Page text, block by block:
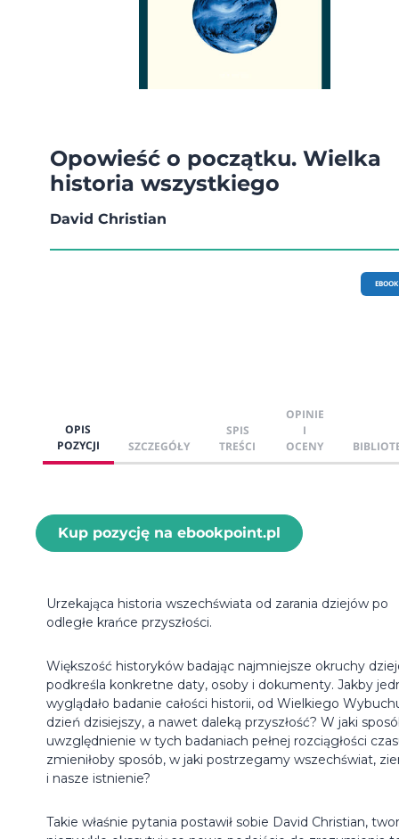
Opowieść o początku. Wielka
historia wszystkiego
David Christian
EBOOK
OPIS
POZYCJI
SZCZEGÓŁY
SPIS
TREŚCI
OPINIE
I
OCENY
Kup pozycję na ebookpoint.pl
Urzekająca historia wszechświata od zarania dziejów po
odległe krańce przyszłości.
Większość historyków badając najmniejsze okruchy
podkreśla konkretne daty, osoby i dokumenty. Jakby
wyglądało badanie całości historii, od Wielkiego
dzień dzisiejszy, a nawet daleką przyszłość? W jaki
uwzględnienie w tych badaniach pełnej rozciągłości
zmieniłoby sposób, w jaki postrzegamy wszechświat,
i nasze istnienie?
Takie właśnie pytania postawił sobie David Christian,